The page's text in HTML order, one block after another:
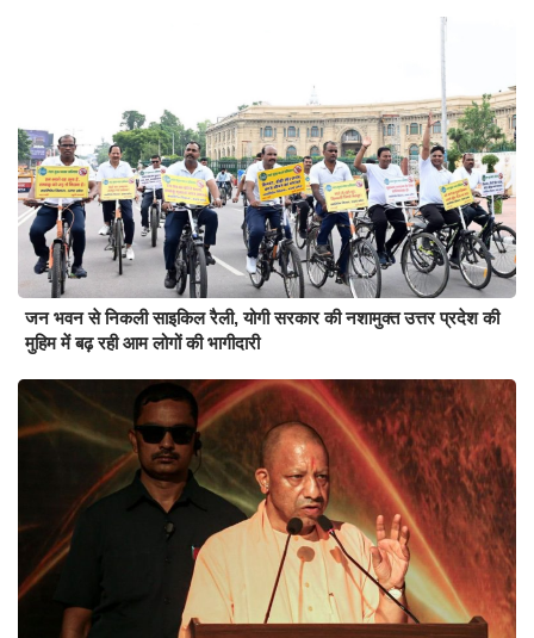
जन भवन से निकली साइकिल रैली, योगी सरकार की नशामुक्त उत्तर प्रदेश की
मुहिम में बढ़ रही आम लोगों की भागीदारी